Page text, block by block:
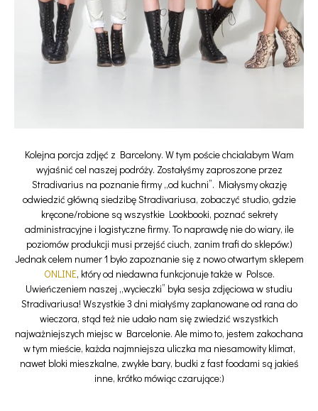
Kolejna porcja zdjęć z Barcelony. W tym poście chcialabym Wam
wyjaśnić cel naszej podróży. Zostałyśmy zaproszone przez
Stradivarius na poznanie firmy „od kuchni”. Miałysmy okazję
odwiedzić główną siedzibę Stradivariusa, zobaczyć studio, gdzie
kręcone/robione są wszystkie Lookbooki, poznać sekrety
administracyjne i logistyczne firmy. To naprawdę nie do wiary, ile
poziomów produkcji musi przejść ciuch, zanim trafi do sklepów:)
Jednak celem numer 1 było zapoznanie się z nowo otwartym sklepem
ONLINE, który od niedawna funkcjonuje także w Polsce.
Uwieńczeniem naszej „wycieczki” była sesja zdjęciowa w studiu
Stradivariusa! Wszystkie 3 dni miałyśmy zaplanowane od rana do
wieczora, stąd też nie udało nam się zwiedzić wszystkich
najważniejszych miejsc w Barcelonie. Ale mimo to, jestem zakochana
w tym mieście, każda najmniejsza uliczka ma niesamowity klimat,
nawet bloki mieszkalne, zwykłe bary, budki z fast foodami są jakieś
inne, krótko mówiąc czarujące:)